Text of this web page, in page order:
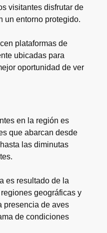
visitantes disfrutar de
un entorno protegido.
plataformas de
ubicadas para
oportunidad de ver
en la región es
que abarcan desde
las diminutas
es resultado de la
geográficas y
presencia de aves
de condiciones